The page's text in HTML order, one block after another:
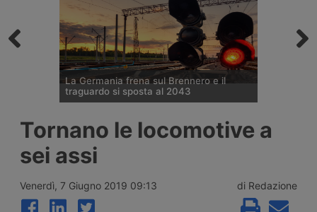
La Germania frena sul Brennero e il
traguardo si sposta al 2043
l’allungamento dei tempi per i cantieri e la
successiva apertura all’esercizio del
potenziamento dei raccordi con la galleria
di base del Brennero. Ora si parla del
Tornano le locomotive a
sei assi
Venerdì, 7 Giugno 2019 09:13 di Redazione